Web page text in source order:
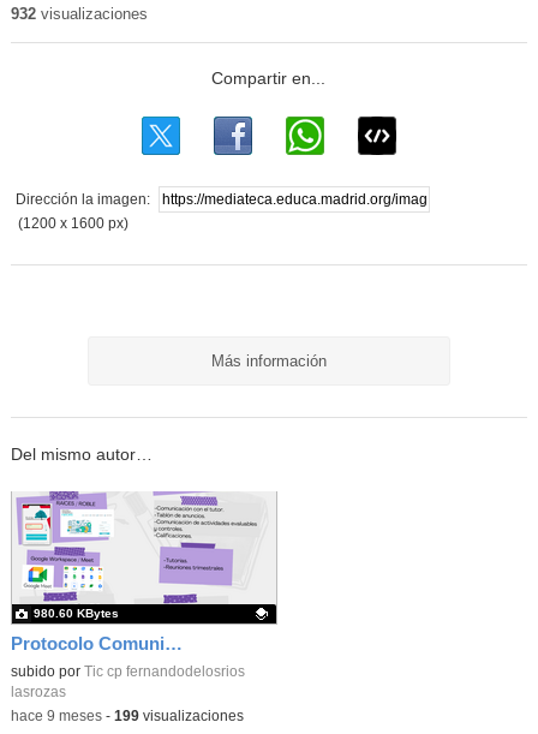
932visualizaciones
Dirección la imagen:
(1200 x 1600 px)
Más información
Del mismo autor…
Protocolo Comunicación Familia Colegio_CEIP FDLR_Las Rozas
Contenido educativo.
subido por Tic cp fernandodelosrios
lasrozas
980.60 KBytes
-hace 9 meses- 199visualizaciones